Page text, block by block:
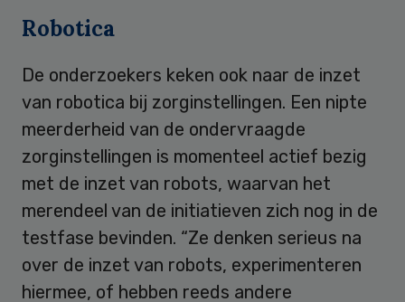
Robotica
De onderzoekers keken ook naar de inzet
van robotica bij zorginstellingen. Een nipte
meerderheid van de ondervraagde
zorginstellingen is momenteel actief bezig
met de inzet van robots, waarvan het
merendeel van de initiatieven zich nog in de
testfase bevinden. “Ze denken serieus na
over de inzet van robots, experimenteren
hiermee, of hebben reeds andere